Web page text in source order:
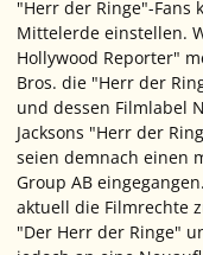
"Herr der Ringe"-Fans
Mittelerde einstellen.
Hollywood Reporter"
Bros. die "Herr der
und dessen Filmlabel
Jacksons "Herr der
seien demnach einen
Group AB
aktuell die Filmrechte
"Der Herr der Ringe"